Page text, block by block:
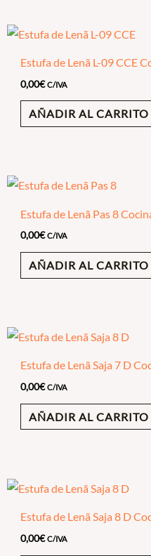
Estufa de Lenã L-09 CCE
0,00€ C/IVA
AÑADIR AL CARRITO
Estufa de Lenã Pas 8
0,00€ C/IVA
AÑADIR AL CARRITO
Estufa de Lenã Saja 7 D
0,00€ C/IVA
AÑADIR AL CARRITO
Estufa de Lenã Saja 8 D
0,00€ C/IVA